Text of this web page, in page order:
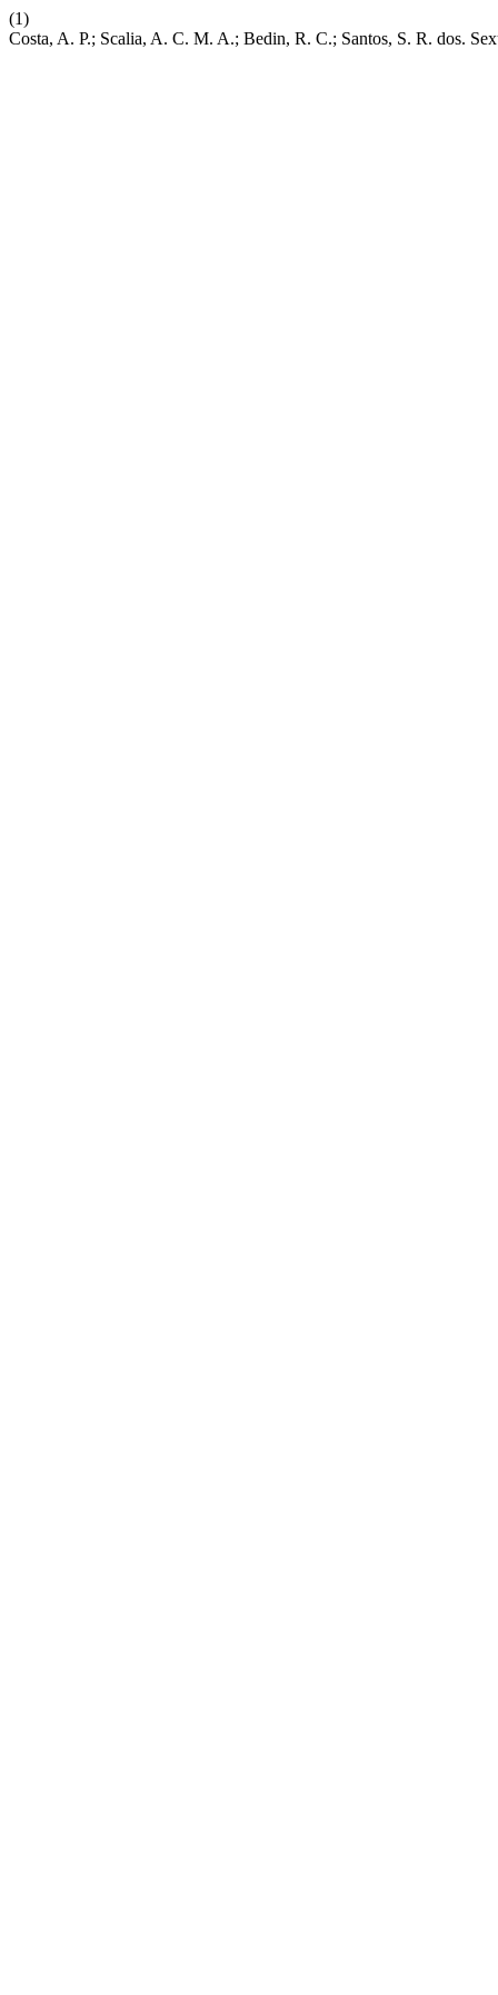
(1)
Costa, A. P.; Scalia, A. C. M. A.; Bedin, R. C.; Santos, S. R. dos.